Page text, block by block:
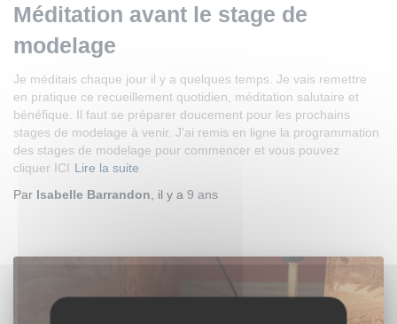
Méditation avant le stage de
modelage
Je méditais chaque jour il y a quelques temps. Je vais remettre
en pratique ce recueillement quotidien, méditation salutaire et
bénéfique. Il faut se préparer doucement pour les prochains
stages de modelage à venir. J’ai remis en ligne la programmation
des stages de modelage pour commencer et vous pouvez
cliquer ICI Lire la suite
Par Isabelle Barrandon , il y a 9 ans